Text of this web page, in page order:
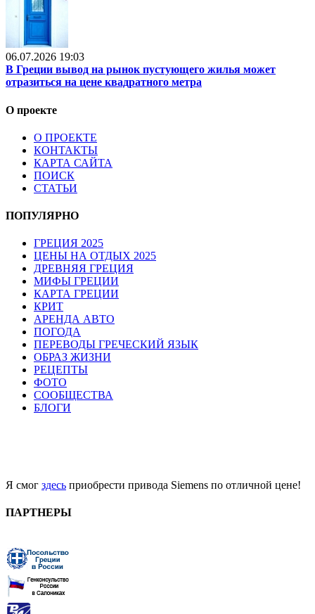
06.07.2026 19:03
В Греции вывод на рынок пустующего жилья может
отразиться на цене квадратного метра
О проекте
О ПРОЕКТЕ
КОНТАКТЫ
КАРТА САЙТА
ПОИСК
СТАТЬИ
ПОПУЛЯРНО
ГРЕЦИЯ 2025
ЦЕНЫ НА ОТДЫХ 2025
ДРЕВНЯЯ ГРЕЦИЯ
МИФЫ ГРЕЦИИ
КАРТА ГРЕЦИИ
КРИТ
АРЕНДА АВТО
ПОГОДА
ПЕРЕВОДЫ ГРЕЧЕСКИЙ ЯЗЫК
ОБРАЗ ЖИЗНИ
РЕЦЕПТЫ
ФОТО
СООБЩЕСТВА
БЛОГИ
Я смог здесь приобрести привода Siemens по отличной цене!
ПАРТНЕРЫ